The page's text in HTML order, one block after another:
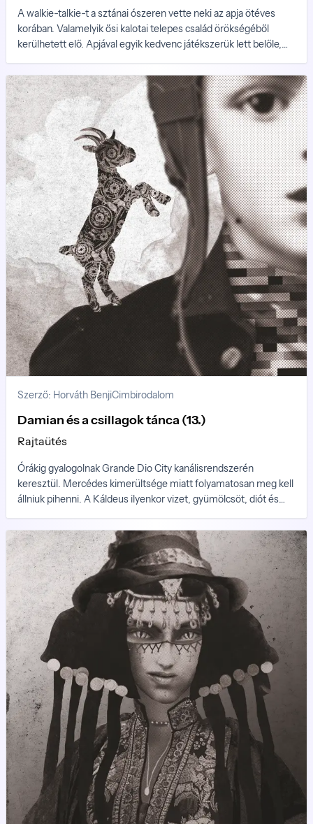
A walkie-talkie-t a sztánai ószeren vette neki az apja ötéves
korában. Valamelyik ősi kalotai telepes család örökségéből
kerülhetett elő. Apjával egyik kedvenc játékszerük lett belőle,
kalandozva, vadakra lesve, feltérképezve mindenféle kis
barlangot, patakot, ösvényt és zugot. Mindig külön utakon
indultak el, és a walkie-talkie segítségével találtak vissza
egymáshoz...
Szerző: Horváth BenjiCimbirodalom
Damian és a csillagok tánca (13.)
Rajtaütés
Órákig gyalogolnak Grande Dio City kanálisrendszerén
keresztül. Mercédes kimerültsége miatt folyamatosan meg kell
állniuk pihenni. A Káldeus ilyenkor vizet, gyümölcsöt, diót és
útitársának.